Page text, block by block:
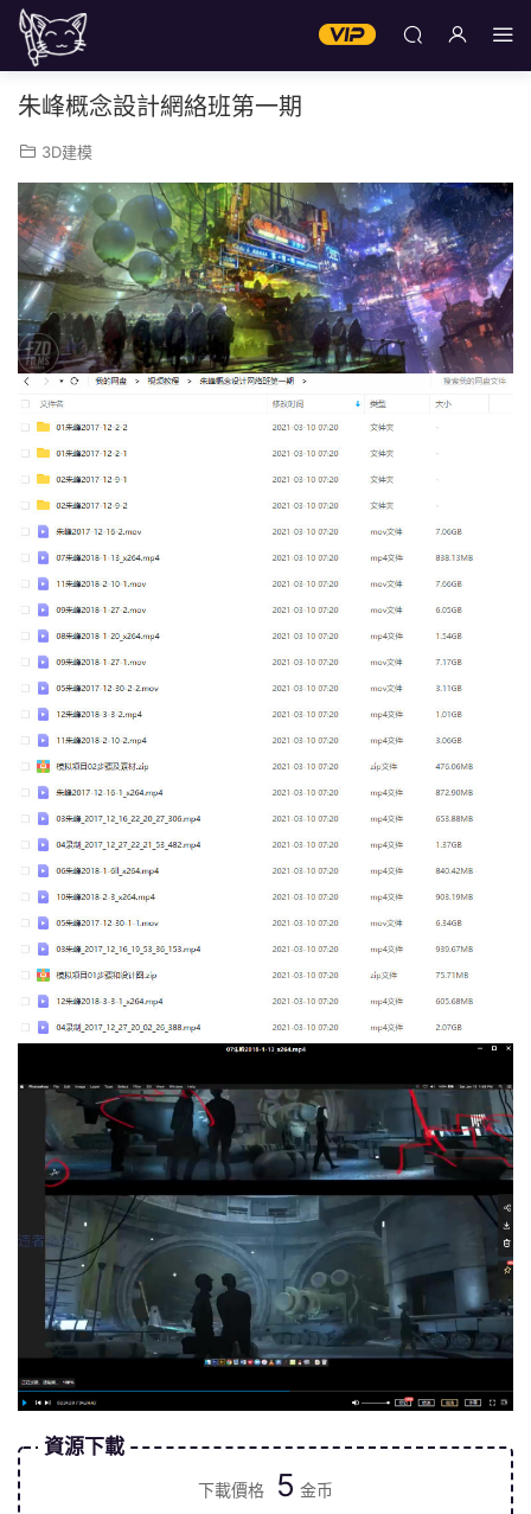
朱峰概念設計網絡班第一期
3D建模
資源下載
下載價格 5 金币